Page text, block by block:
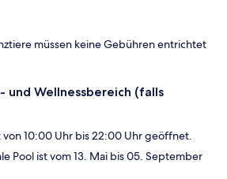
müssen keine Gebühren entrichtet
und Wellnessbereich (falls
von 10:00 Uhr bis 22:00 Uhr geöffnet.
Pool ist vom 13. Mai bis 05. September